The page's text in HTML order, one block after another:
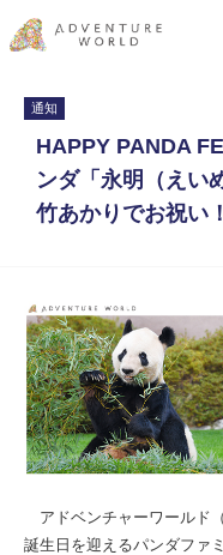
通知
HAPPY PANDA
ンダ「永明（え
竹あかりでお祝い！
アドベンチャーワールド
誕生日を迎えるパンダファ